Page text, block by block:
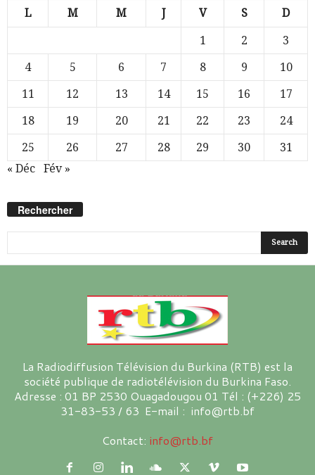
L M M J V S D
1 2
3
4
5 6 7 8 9
10
11
12 13 14 15 16
17
18
19 20 21 22 23
24
25
26 27 28 29 30
31
« Déc
Fév »
Rechercher
La Radiodiffusion Télévision du Burkina (RTB) est la
société publique de radiotélévision du Burkina Faso.
Adresse : 01 BP 2530 Ouagadougou 01 Tél : (+226) 25
31-83-53 / 63 E-mail : info@rtb.bf
Contact: info@rtb.bf